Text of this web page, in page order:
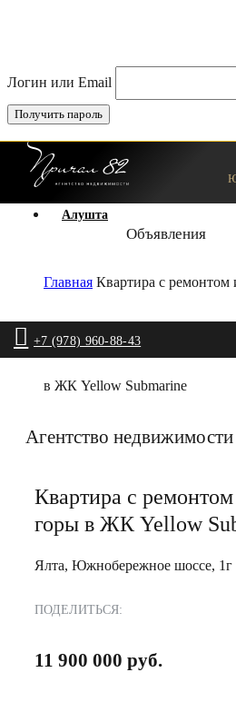
Логин или Email
Ялта
Алушта
+7 (978) 960-88-43
Объявления
Главная Квартира с
в ЖК Yellow Submarine
Агентство
Квартира с
горы в ЖК Yellow
Ялта, Южнобережное шоссе, 1г
ПОДЕЛИТЬСЯ:
11 900 000 руб.